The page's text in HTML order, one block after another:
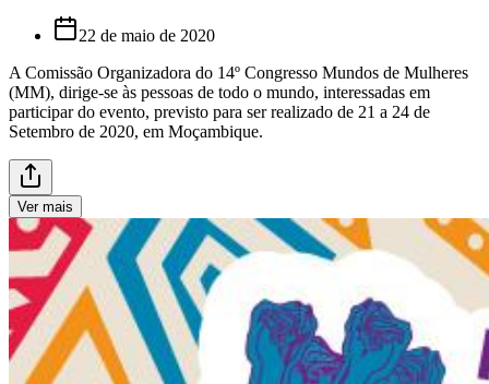
22 de maio de 2020
A Comissão Organizadora do 14º Congresso Mundos de Mulheres
(MM), dirige-se às pessoas de todo o mundo, interessadas em
participar do evento, previsto para ser realizado de 21 a 24 de
Setembro de 2020, em Moçambique.
Ver mais